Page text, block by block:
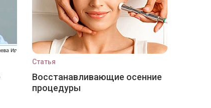
Статья
Восстанавливающие осенние
процедуры